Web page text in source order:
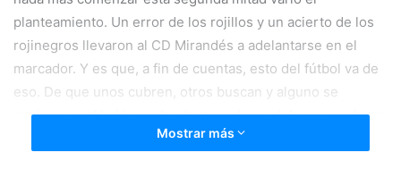
planteamiento. Un error de los rojillos y un acierto de los
rojinegros llevaron al CD Mirandés a adelantarse en el
marcador. Y es que, a fin de cuentas, esto del fútbol va de
eso. De que unos cubren, otros buscan y alguno se
equivoca y el balón acaba dentro o fuera del campo o hasta
dentro de la portería convirtiéndose en gol.
Mostrar más